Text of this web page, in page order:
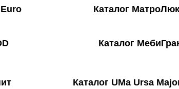
Euro Каталог
Каталог
Каталог UMa Ursa